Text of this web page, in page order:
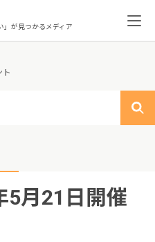
」が見つかるメディア
ト
5月21日開催